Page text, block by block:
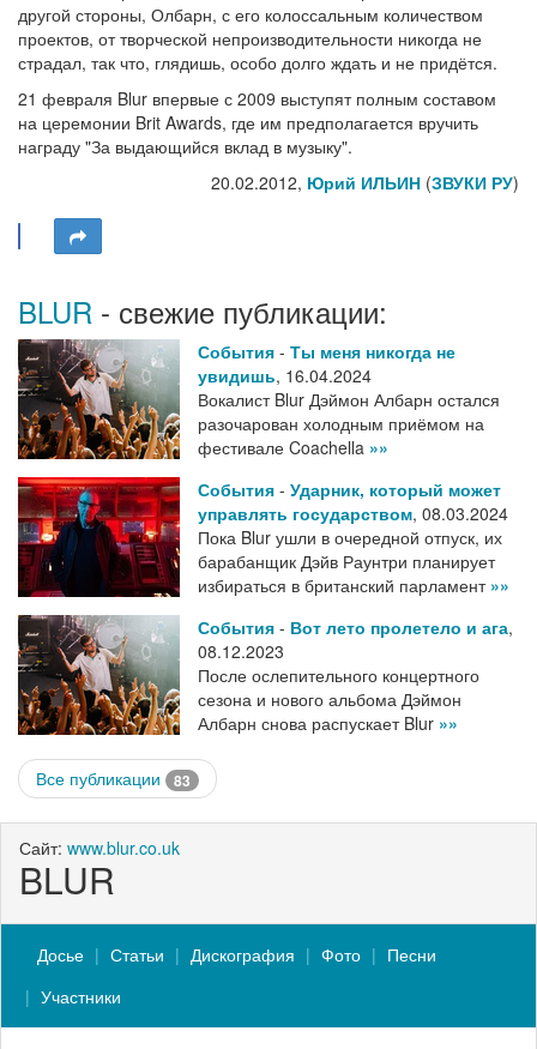
другой стороны, Олбарн, с его колоссальным количеством
проектов, от творческой непроизводительности никогда не
страдал, так что, глядишь, особо долго ждать и не придётся.
21 февраля Blur впервые с 2009 выступят полным составом
на церемонии Brit Awards, где им предполагается вручить
награду "За выдающийся вклад в музыку".
20.02.2012, Юрий ИЛЬИН (ЗВУКИ РУ)
BLUR - свежие публикации:
События - Ты меня никогда не
увидишь, 16.04.2024
Вокалист Blur Дэймон Албарн остался
разочарован холодным приёмом на
фестивале Coachella »»
События - Ударник, который может
управлять государством, 08.03.2024
Пока Blur ушли в очередной отпуск, их
барабанщик Дэйв Раунтри планирует
избираться в британский парламент »»
События - Вот лето пролетело и ага,
08.12.2023
После ослепительного концертного
сезона и нового альбома Дэймон
Албарн снова распускает Blur »»
Все публикации 83
Сайт: www.blur.co.uk
BLUR
Досье Статьи Дискография Фото
Песни
Участники